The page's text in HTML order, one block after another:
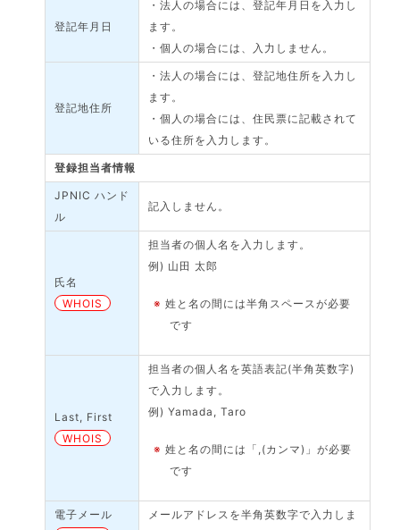
登記年月日
・法人の場合には、登記年月日を入力し
ます。
・個人の場合には、入力しません。
登記地住所
・法人の場合には、登記地住所を入力し
ます。
・個人の場合には、住民票に記載されて
いる住所を入力します。
登録担当者情報
JPNIC ハンド
ル
記入しません。
氏名
WHOIS
担当者の個人名を入力します。
例) 山田 太郎
※姓と名の間には半角スペースが必要
です
Last, First
WHOIS
担当者の個人名を英語表記(半角英数字)
で入力します。
例) Yamada, Taro
※姓と名の間には「,(カンマ)」が必要
です
電子メール
メールアドレスを半角英数字で入力しま